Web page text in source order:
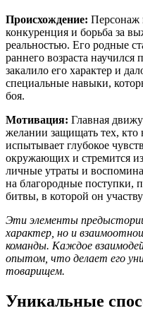
Происхождение: Персонаж
конкуренция и борьба за
реальностью. Его родные
раннего возраста научился
закалило его характер и
специальные навыки,
боя.
Мотивация: Главная
желании защищать тех, кто
испытывает глубокое
окружающих и стремится
личные утраты и
на благородные поступки,
битвы, в которой он
Эти элементы
характер, но и
команды. Каждое
опытом, что делает его
товарищем.
Уникальные